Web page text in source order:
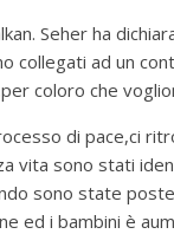
Seher ha
collegati ad un
coloro che
di pace,ci
vita sono stati
sono state
ed i bambini è